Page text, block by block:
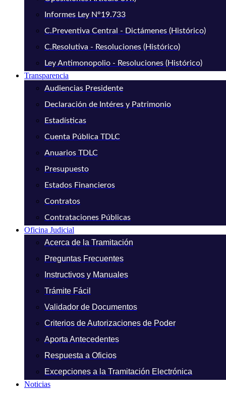
Informes Ley N°19.733
C.Preventiva Central - Dictámenes (Histórico)
C.Resolutiva - Resoluciones (Histórico)
Ley Antimonopolio - Resoluciones (Histórico)
Transparencia
Audiencias Presidente
Declaración de Intéres y Patrimonio
Estadísticas
Cuenta Pública TDLC
Anuarios TDLC
Presupuesto
Estados Financieros
Contratos
Contrataciones Públicas
Oficina Judicial
Acerca de la Tramitación
Preguntas Frecuentes
Instructivos y Manuales
Trámite Fácil
Validador de Documentos
Criterios de Autorizaciones de Poder
Aporta Antecedentes
Respuesta a Oficios
Excepciones a la Tramitación Electrónica
Noticias